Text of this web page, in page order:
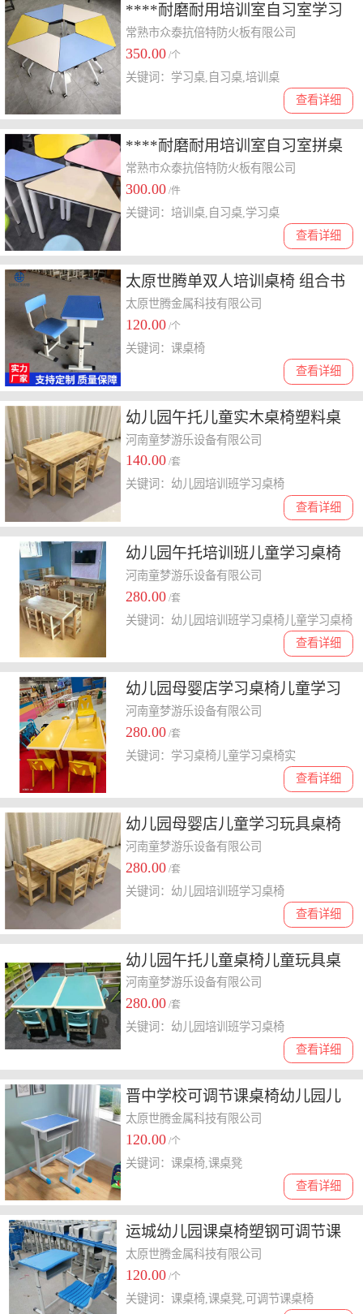
****耐磨耐用培训室自习室学习
学习桌家用学习桌
常熟市众泰抗倍特防火板有限公司
350.00 /个
查看详细
关键词：学习桌,自习桌,培训桌
****耐磨耐用培训室自习室拼桌
学生桌
常熟市众泰抗倍特防火板有限公司
300.00 /件
查看详细
关键词：培训桌,自习桌,学习桌
太原世腾单双人培训桌椅 组合书
桌活动桌定制
太原世腾金属科技有限公司
120.00 /个
查看详细
关键词：课桌椅
幼儿园午托儿童实木桌椅塑料桌
椅床儿童家具桌椅批发
河南童梦游乐设备有限公司
140.00 /套
查看详细
关键词：幼儿园培训班学习桌椅
幼儿园午托培训班儿童学习桌椅
塑料桌椅儿童玩具桌椅
河南童梦游乐设备有限公司
280.00 /套
查看详细
关键词：幼儿园培训班学习桌椅儿童学习桌椅
幼儿园母婴店学习桌椅儿童学习
桌椅实木塑料桌椅儿童玩具桌
河南童梦游乐设备有限公司
280.00 /套
查看详细
关键词：学习桌椅儿童学习桌椅实
幼儿园母婴店儿童学习玩具桌椅
儿童绘画桌椅
河南童梦游乐设备有限公司
280.00 /套
查看详细
关键词：幼儿园培训班学习桌椅
幼儿园午托儿童桌椅儿童玩具桌
绘画桌椅塑料实木桌椅厂家
河南童梦游乐设备有限公司
280.00 /套
查看详细
关键词：幼儿园培训班学习桌椅
晋中学校可调节课桌椅幼儿园儿
童课桌椅钢木课桌凳
太原世腾金属科技有限公司
120.00 /个
查看详细
关键词：课桌椅,课桌凳
运城幼儿园课桌椅塑钢可调节课
桌椅钢木课桌凳
太原世腾金属科技有限公司
120.00 /个
关键词：课桌椅,课桌凳,可调节课桌椅